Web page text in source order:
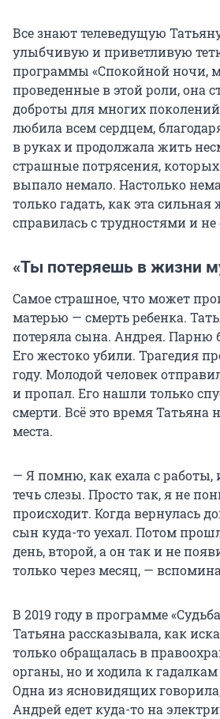
Все знают телеведущую
улыбчивую и приветливую
программы «Спокойной ночи,
проведенные в этой роли, она
доброты для многих
любила всем сердцем,
в руках и продолжала жить
страшные потрясения, которых
выпало немало. Настолько
только гадать, как эта
справилась с трудностями и
«Ты потеряешь в жизни
Самое страшное, что может
матерью — смерть ребенка.
потеряла сына. Андрея. Парню
Его жестоко убили. Трагедия
году. Молодой человек
и пропал. Его нашли только
смерти. Всё это время Татьяна
места.
— Я помню, как ехала с работы,
течь слезы. Просто так, я не
происходит. Когда вернулась
сын куда-то уехал. Потом
день, второй, а он так и не
только через месяц, —
В 2019 году в программе
Татьяна рассказывала, как
только обращалась в
органы, но и ходила к гадалкам
Одна из ясновидящих
Андрей едет куда-то на